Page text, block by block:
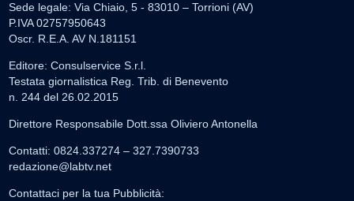
Sede legale: Via Chiaio, 5 - 83010 – Torrioni (AV)
P.IVA 02757950643
Oscr. R.E.A. AV N.181151
Editore: Consulservice S.r.l.
Testata giornalistica Reg. Trib. di Benevento
n. 244 del 26.02.2015
Direttore Responsabile Dott.ssa Oliviero Antonella
Contatti: 0824.337274 – 327.7390733
redazione@labtv.net
Contattaci per la tua Pubblicità: